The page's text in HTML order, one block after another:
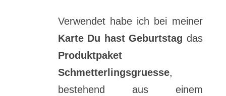
Verwendet habe ich bei meiner
Karte Du hast Geburtstag das
Produktpaket
Schmetterlingsgruesse,
bestehend aus einem